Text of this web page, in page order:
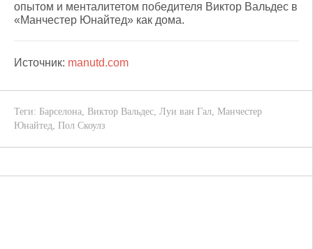
опытом и менталитетом победителя Виктор Вальдес в
«Манчестер Юнайтед» как дома.
Источник: manutd.com
Теги: Барселона, Виктор Вальдес, Луи ван Гал, Манчестер
Юнайтед, Пол Скоулз